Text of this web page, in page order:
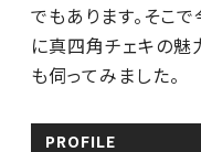
でもあります。そこ
に真四角チェキの
も伺ってみました。
PROFILE